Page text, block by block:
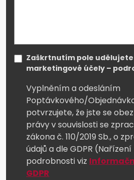
Zaškrtnutím pole
marketingové účely –
Vyplněním a odesláním
Poptávkového/
potvrzujete, že jste se
právy v souvislosti se
zákona č. 110/2019 Sb., o
údajů a dle GDPR (Nařízení
podrobnosti viz
GDPR